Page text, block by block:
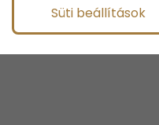
Süti beállítások